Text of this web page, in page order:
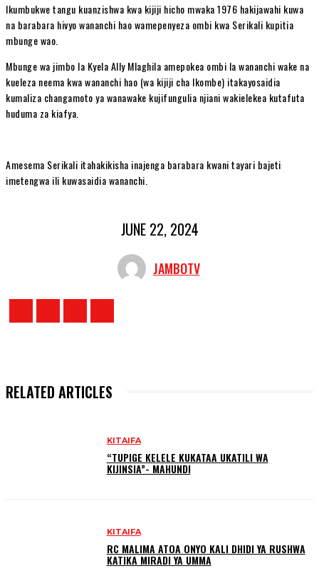
Ikumbukwe tangu kuanzishwa kwa kijiji hicho mwaka 1976 hakijawahi kuwa
na barabara hivyo wananchi hao wamepenyeza ombi kwa Serikali kupitia
mbunge wao.
Mbunge wa jimbo la Kyela Ally Mlaghila amepokea ombi la wananchi wake na
kueleza neema kwa wananchi hao (wa kijiji cha Ikombe) itakayosaidia
kumaliza changamoto ya wanawake kujifungulia njiani wakielekea kutafuta
huduma za kiafya.
Amesema Serikali itahakikisha inajenga barabara kwani tayari bajeti
imetengwa ili kuwasaidia wananchi.
JUNE 22, 2024
JAMBOTV
RELATED ARTICLES
KITAIFA
“TUPIGE KELELE KUKATAA UKATILI WA
KIJINSIA”- MAHUNDI
KITAIFA
RC MALIMA ATOA ONYO KALI DHIDI YA RUSHWA
KATIKA MIRADI YA UMMA